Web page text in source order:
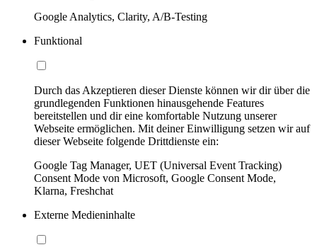
Google Analytics, Clarity, A/B-Testing
Funktional
Durch das Akzeptieren dieser Dienste können wir dir über die
grundlegenden Funktionen hinausgehende Features
bereitstellen und dir eine komfortable Nutzung unserer
Webseite ermöglichen. Mit deiner Einwilligung setzen wir auf
dieser Webseite folgende Drittdienste ein:
Google Tag Manager, UET (Universal Event Tracking)
Consent Mode von Microsoft, Google Consent Mode,
Klarna, Freshchat
Externe Medieninhalte